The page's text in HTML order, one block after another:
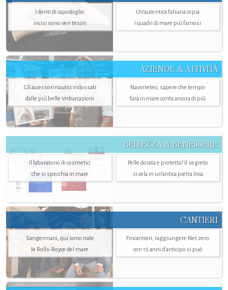
I denti di capodoglio
incisi sono veri tesori
Un’autentica falsaria copia
i quadri di mare più famosi
AZIENDE & ATTIVITÀ
Gli accessori nautici indossati
dalle più belle imbarcazioni
Navimeteo, sapere che tempo
farà in mare conta ancora di più
BELLEZZA & BENESSERE
Il laboratorio di cosmetici
che si specchia in mare
Pelle dorata e protetta? Il segreto
si cela in un’antica pietra Inca
CANTIERI
Sangermani, qui sono nate
le Rolls-Royce del mare
Fincantieri, raggiungere Net zero
con 15 anni d'anticipo si può